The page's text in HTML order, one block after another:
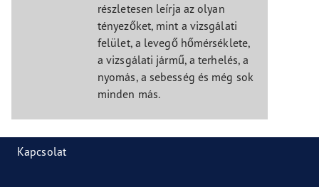
részletesen leírja az olyan
tényezőket, mint a vizsgálati
felület, a levegő hőmérséklete,
a vizsgálati jármű, a terhelés, a
nyomás, a sebesség és még sok
minden más.
Kapcsolat